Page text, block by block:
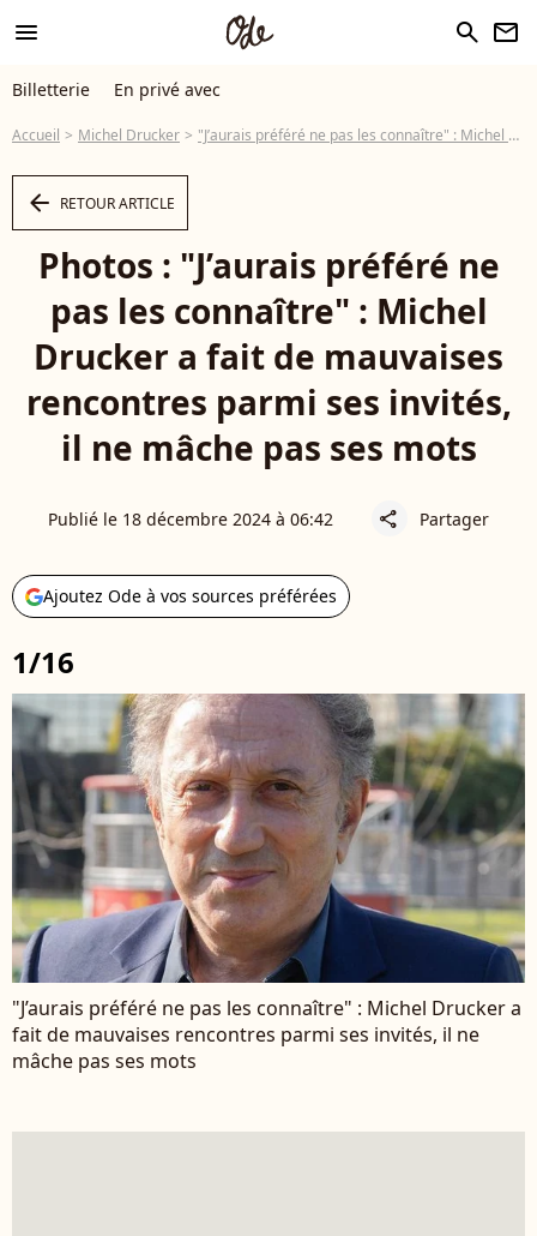
menu search newsletter
Billetterie En privé avec
Accueil Michel Drucker "J’aurais préféré ne pas les connaître" : Michel Drucker a fait de mauvaises rencontres parmi ses invités, il ne mâche pas ses mots
arrow_left RETOUR ARTICLE
Photos : "J’aurais préféré ne
pas les connaître" : Michel
Drucker a fait de mauvaises
rencontres parmi ses invités,
il ne mâche pas ses mots
Publié le 18 décembre 2024 à 06:42 share Partager
Ajoutez Ode à vos sources préférées
1/16
"J’aurais préféré ne pas les connaître" : Michel Drucker a
fait de mauvaises rencontres parmi ses invités, il ne
mâche pas ses mots